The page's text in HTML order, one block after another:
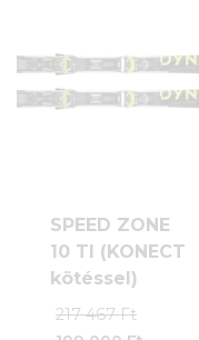
SPEED ZONE
10 TI (KONECT
kötéssel)
217 467Ft